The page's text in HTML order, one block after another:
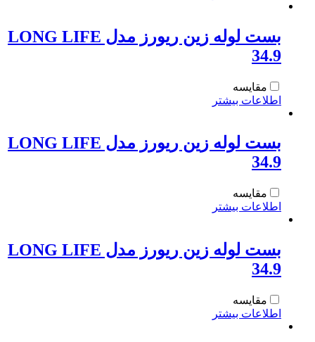
بست لوله زین ریورز مدل LONG LIFE
34.9
مقایسه
اطلاعات بیشتر
بست لوله زین ریورز مدل LONG LIFE
34.9
مقایسه
اطلاعات بیشتر
بست لوله زین ریورز مدل LONG LIFE
34.9
مقایسه
اطلاعات بیشتر